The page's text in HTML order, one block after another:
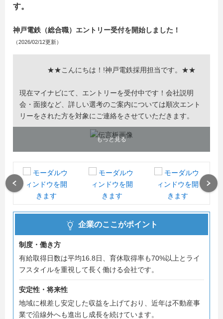
す。
神戸電鉄（総合職）エントリー受付を開始しました！
（2026/02/12更新）
★★こんにちは！!神戸電鉄採用担当です。★★
現在マイナビにて、エントリーを受付中です！会社説明
会・面接など、詳しい選考のご案内については順次エント
リーをされた方を対象にご連絡をさせていただきます。
もっと見る
企業のここがポイント
制度・働き方
有給取得日数は平均16.8日、育休取得率も70%以上とライ
フスタイルを重視して長く働ける会社です。
安定性・将来性
地域に根差し安定した収益を上げており、近年は不動産事
業で沿線外へも進出し成長を続けています。